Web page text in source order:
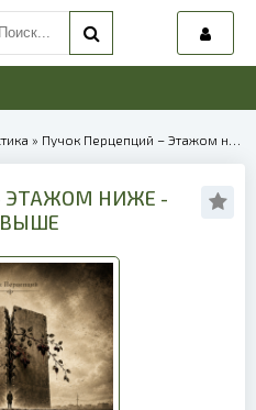
» Пучок Перцепций – Этажом ниже - Этажом выше | 40319
ЭТАЖОМ НИЖЕ -